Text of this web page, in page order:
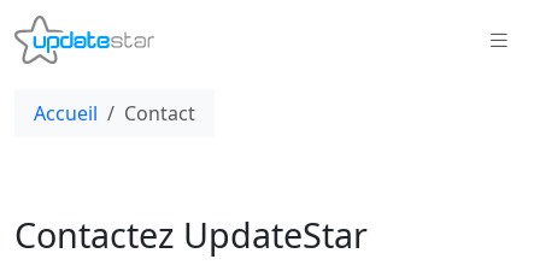
Accueil Contact
Contactez UpdateStar